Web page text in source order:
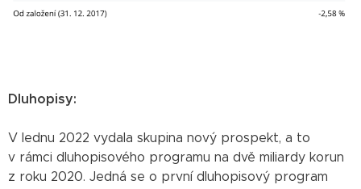
Dluhopisy:
V lednu 2022 vydala skupina nový prospekt, a to
v rámci dluhopisového programu na dvě miliardy korun
z roku 2020. Jedná se o první dluhopisový program